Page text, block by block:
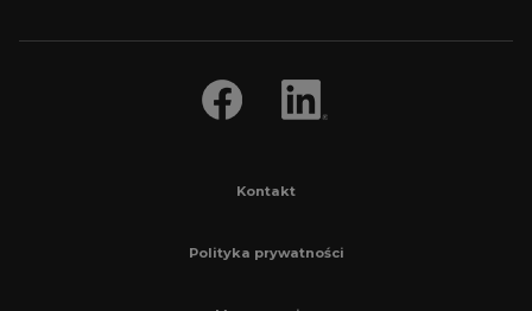
Kontakt
Polityka prywatności